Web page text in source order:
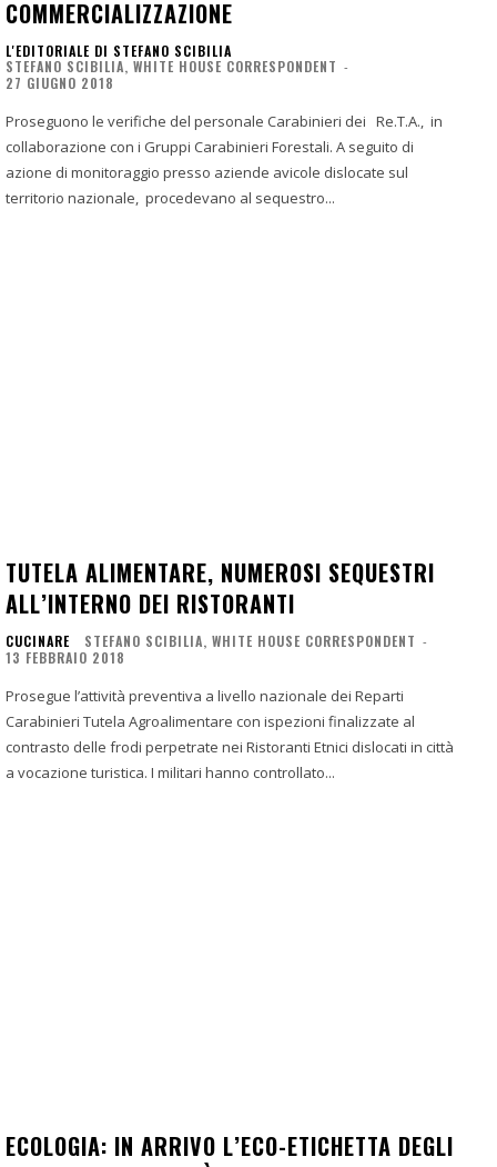
COMMERCIALIZZAZIONE
L'EDITORIALE DI STEFANO SCIBILIA
STEFANO SCIBILIA, WHITE HOUSE CORRESPONDENT -
27 GIUGNO 2018
Proseguono le verifiche del personale Carabinieri dei Re.T.A., in
collaborazione con i Gruppi Carabinieri Forestali. A seguito di
azione di monitoraggio presso aziende avicole dislocate sul
territorio nazionale, procedevano al sequestro...
TUTELA ALIMENTARE, NUMEROSI SEQUESTRI
ALL’INTERNO DEI RISTORANTI
CUCINARE STEFANO SCIBILIA, WHITE HOUSE CORRESPONDENT -
13 FEBBRAIO 2018
Prosegue l’attività preventiva a livello nazionale dei Reparti
Carabinieri Tutela Agroalimentare con ispezioni finalizzate al
contrasto delle frodi perpetrate nei Ristoranti Etnici dislocati in città
a vocazione turistica. I militari hanno controllato...
ECOLOGIA: IN ARRIVO L’ECO-ETICHETTA DEGLI